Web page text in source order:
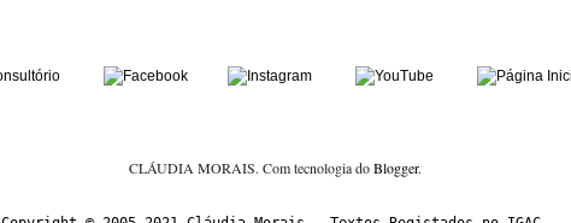
CLÁUDIA MORAIS. Com tecnologia doBlogger.